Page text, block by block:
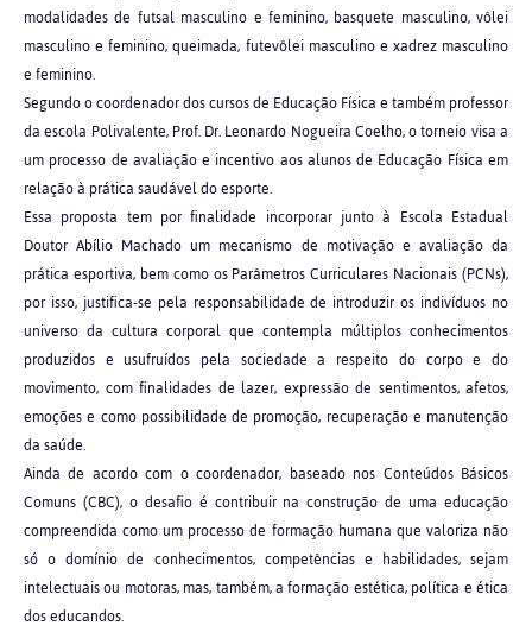
modalidades de futsal masculino e feminino, basquete masculino, vôlei
masculino e feminino, queimada, futevôlei masculino e xadrez masculino
e feminino.
Segundo o coordenador dos cursos de Educação Física e também professor
da escola Polivalente, Prof. Dr. Leonardo Nogueira Coelho, o torneio visa a
um processo de avaliação e incentivo aos alunos de Educação Física em
relação à prática saudável do esporte.
Essa proposta tem por finalidade incorporar junto à Escola Estadual
Doutor Abílio Machado um mecanismo de motivação e avaliação da
prática esportiva, bem como os Parâmetros Curriculares Nacionais (PCNs),
por isso, justifica-se pela responsabilidade de introduzir os indivíduos no
universo da cultura corporal que contempla múltiplos conhecimentos
produzidos e usufruídos pela sociedade a respeito do corpo e do
movimento, com finalidades de lazer, expressão de sentimentos, afetos,
emoções e como possibilidade de promoção, recuperação e manutenção
da saúde.
Ainda de acordo com o coordenador, baseado nos Conteúdos Básicos
Comuns (CBC), o desafio é contribuir na construção de uma educação
compreendida como um processo de formação humana que valoriza não
só o domínio de conhecimentos, competências e habilidades, sejam
intelectuais ou motoras, mas, também, a formação estética, política e ética
dos educandos.